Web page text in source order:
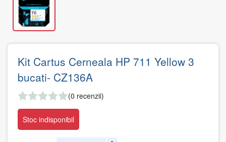
Kit Cartus Cerneala HP 711 Yellow 3
bucati- CZ136A
(0 recenzii)
Stoc indisponibil